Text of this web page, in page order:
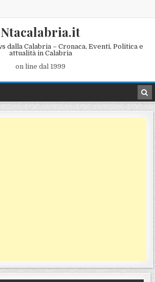
Ntacalabria.it
dalla Calabria – Cronaca, Eventi, Politica e
attualità in Calabria
on line dal 1999